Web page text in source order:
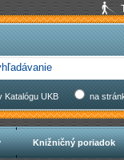
Katalógu UKB na
Knižničný poriadok